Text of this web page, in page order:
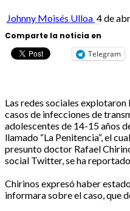
Johnny Moisés Ulloa 4 de
Comparte la noticia en
Telegram
Las redes sociales
casos de infecciones de
adolescentes de 14-15 años
llamado “La Penitencia“, el
presunto doctor Rafael
social Twitter, se ha
Chirinos expresó haber
informara sobre el caso, que